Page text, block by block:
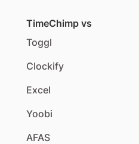
TimeChimp vs
Toggl
Clockify
Excel
Yoobi
AFAS